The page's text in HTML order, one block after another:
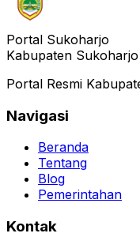
Portal Sukoharjo
Kabupaten Sukoharjo
Portal Resmi
Navigasi
Beranda
Tentang
Blog
Pemerintahan
Kontak